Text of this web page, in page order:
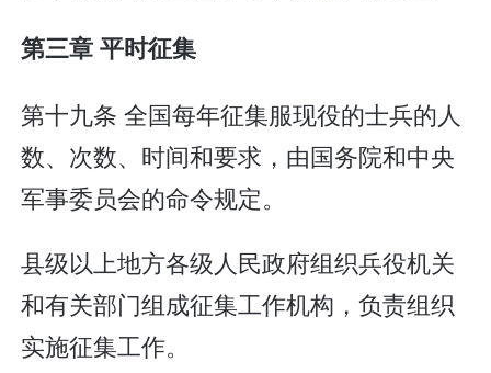
第三章 平时征集
第十九条 全国每年征集服现役的士兵的人
数、次数、时间和要求，由国务院和中央
军事委员会的命令规定。
县级以上地方各级人民政府组织兵役机关
和有关部门组成征集工作机构，负责组织
实施征集工作。